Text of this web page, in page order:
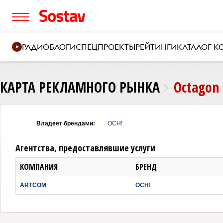
РАДИОБЛОГИСПЕЦПРОЕКТЫРЕЙТИНГИКАТАЛОГ
КАРТА РЕКЛАМНОГО РЫНКА
Владеет брендами: OCH!
Агентства, предоставлявшие услуги
КОМПАНИЯ БРЕНД
ARTCOM OCH!